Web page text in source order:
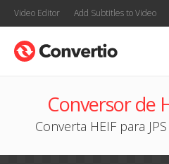
Video Editor Add Subtitles to Video
Conversor de
Converta HEIF para